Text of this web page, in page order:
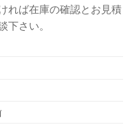
れば在庫の確認とお見積
下さい。